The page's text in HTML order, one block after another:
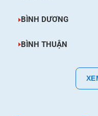
BÌNH DƯƠNG
BÌNH THUẬN